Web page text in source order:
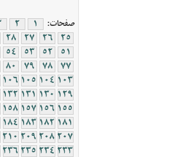
صفحات: 1
2
25
26
27
28
51
52
53
54
77
78
79
80
103
104
105
106
129
130
131
132
155
156
157
158
181
182
183
184
207
208
209
210
233
234
235
236